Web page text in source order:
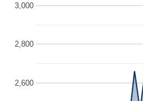
2,600
2,800
3,000